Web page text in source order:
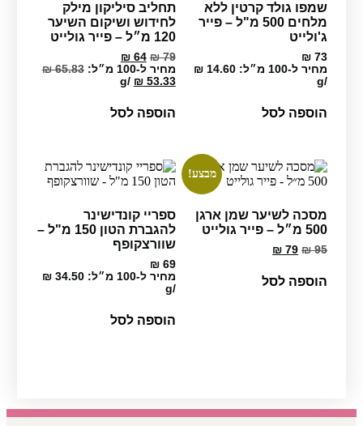
שמפו גולד קרטין ללא
מלחים 500 מ"ל – פייר
ג'ולייט
₪ 73
מחיר ל-100 מ״ל:
₪ 14.60
/
g
הוספה לסל
תחליב סיליקון מילק
לחידוש ושיקום השיער
120 מ״ל – פייר גולייט
₪79
המחיר
המקורי
היה:
₪64
הנוכחי
הוא:
מחיר ל-100 מ״ל: ₪65.83
₪53.33
/
g
הוספה לסל
מבצע!
מסכה לשיער שמן ארגן
500 מ״ל – פייר גולייט
₪95
המחיר
היה:
₪ 95.
₪ 79
המחיר
הוא:
₪ 79.
הוספה לסל
ספריי קונדישינר
להגברת הטון 150 מ"ל –
שוורצקופף
₪69
מחיר ל-100 מ״ל:
₪34.50
/
g
הוספה לסל